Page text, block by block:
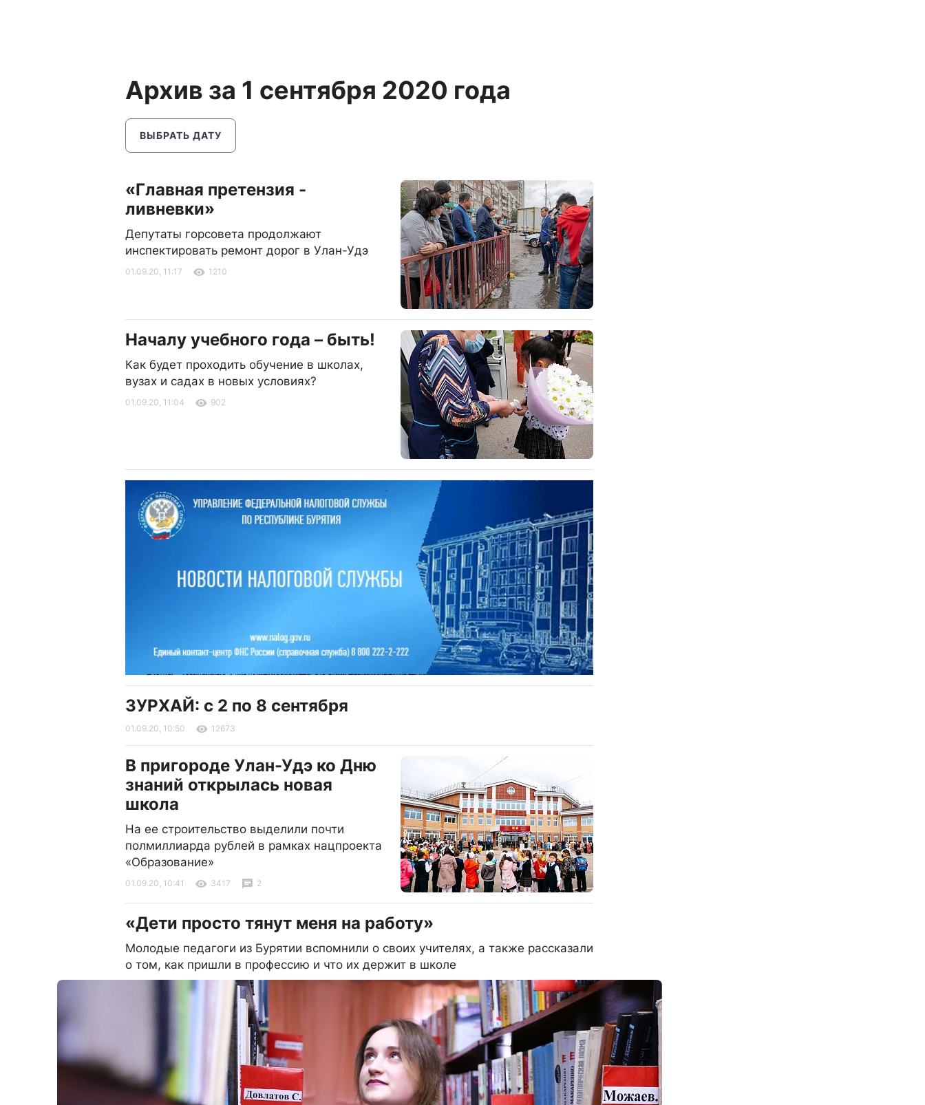
Архив за 1 сентября 2020 года
ВЫБРАТЬ ДАТУ
«Главная претензия -
ливневки»
Депутаты горсовета продолжают
инспектировать ремонт дорог в Улан-Удэ
01.09.20, 11:17 1210
Началу учебного года – быть!
Как будет проходить обучение в школах,
вузах и садах в новых условиях?
01.09.20, 11:04 902
ЗУРХАЙ: с 2 по 8 сентября
01.09.20, 10:50 12673
В пригороде Улан-Удэ ко Дню
знаний открылась новая
школа
На ее строительство выделили почти
полмиллиарда рублей в рамках нацпроекта
«Образование»
01.09.20, 10:41 3417 2
«Дети просто тянут меня на работу»
Молодые педагоги из Бурятии вспомнили о своих учителях, а также рассказали
о том, как пришли в профессию и что их держит в школе